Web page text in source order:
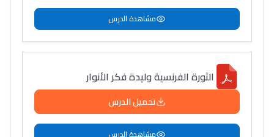
مشاهدة الدرس
الثورة الفرنسية وليدة فكر الأنوار
تحميل الدرس